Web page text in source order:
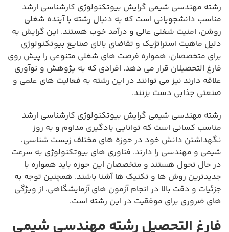
رشته مهندسی شیمی گرایش بیوتکنولوژی کارشناسی ارشد
مناسب دانشجویانی است که به دنبال رشته با آینده شغلی
روشن، امنیت شغلی عالی و درآمد خوب هستند. این گرایش به
دلیل ماهیت استراتژیک و تقاضای بالای صنایع بیوتکنولوژی
برای متخصصان، همواره فرصت های شغلی متنوعی را پیش روی
فارغ التحصیلان قرار می دهد. افرادی که به پژوهش و نوآوری
علاقه دارند نیز می توانند در این رشته به فعالیت های علمی و
صنعتی جذابی دست بزنند.
رشته مهندسی شیمی گرایش بیوتکنولوژی کارشناسی ارشد
مناسب کسانی است که توانایی یادگیری مداوم و به روز
نگهداشتن دانش خود در حوزه های مختلف زیست شناسی،
شیمی و مهندسی را دارند. فناوری های بیوتکنولوژی به سرعت
در حال تحول هستند و متخصصان این حوزه باید همواره با
جدیدترین روش ها و تکنیک ها آشنا باشند. همچنین توجه به
جزئیات و دقت بالا در انجام آزمون های آزمایشگاهی، از ویژگی
های ضروری برای موفقیت در این رشته است.
فارغ التحصیل رشته مهندسی شیمی